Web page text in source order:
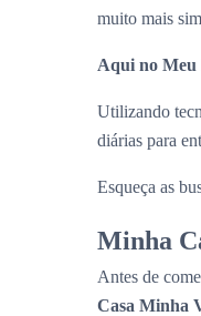
muito mais
Aqui no Meu
Utilizando
diárias para
Esqueça as
Minha
Antes de
Casa Minha